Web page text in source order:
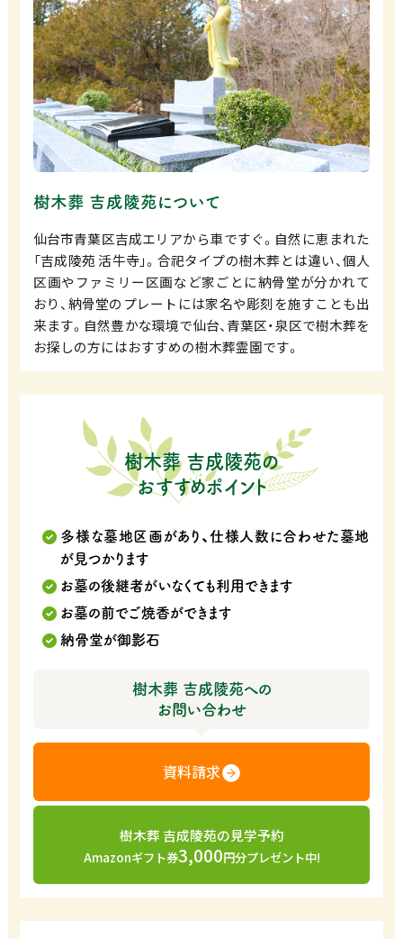
樹木葬 吉成陵苑について
仙台市青葉区吉成エリアから車ですぐ。自然に恵まれた
「吉成陵苑 活牛寺」。合祀タイプの樹木葬とは違い、個人
区画やファミリー区画など家ごとに納骨堂が分かれて
おり、納骨堂のプレートには家名や彫刻を施すことも出
来ます。自然豊かな環境で仙台、青葉区・泉区で樹木葬を
お探しの方にはおすすめの樹木葬霊園です。
樹木葬 吉成陵苑の
おすすめポイント
多様な墓地区画があり、仕様人数に合わせた墓地
が見つかります
お墓の後継者がいなくても利用できます
お墓の前でご焼香ができます
納骨堂が御影石
樹木葬 吉成陵苑への
お問い合わせ
資料請求
樹木葬 吉成陵苑の見学予約
Amazonギフト券3,000円分プレゼント中!